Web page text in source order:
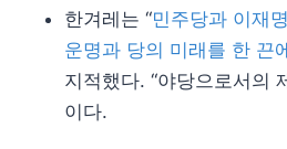
한겨레는 “민주당과 이재
운명과 당의 미래를 한 끈
지적했다. “야당으로서의
이다.